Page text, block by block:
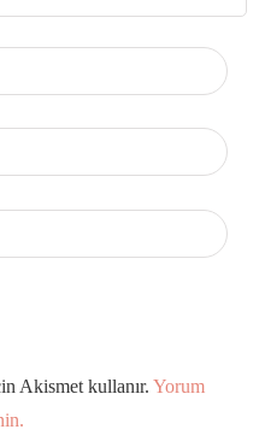
Akismet kullanır. Yorum